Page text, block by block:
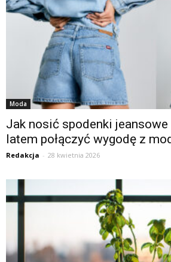
Moda
Jak nosić spodenki jeansowe
latem połączyć wygodę z
Redakcja - 28 kwietnia 2026